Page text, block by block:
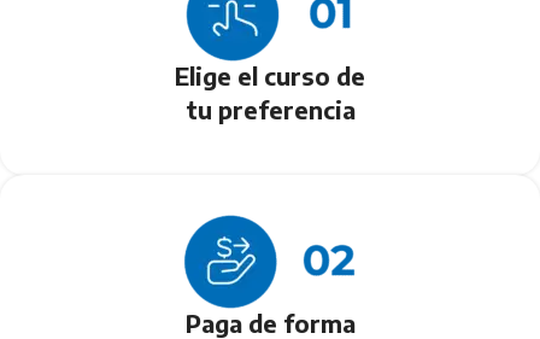
Elige el curso de
tu preferencia
Paga de forma